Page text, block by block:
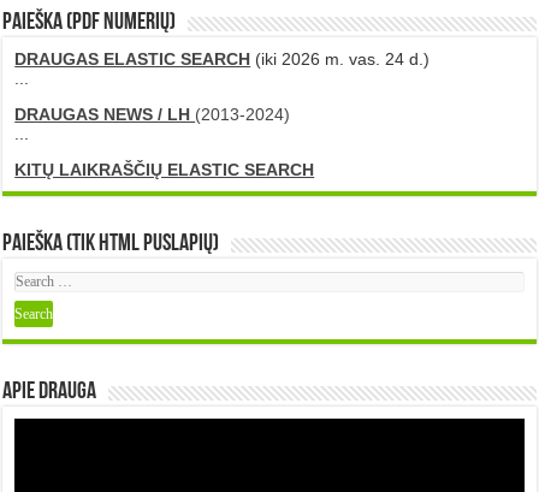
PAIEŠKA (PDF numerių)
DRAUGAS ELASTIC SEARCH (iki 2026 m. vas. 24 d.)
DRAUGAS NEWS / LH (2013-2024)
KITŲ LAIKRAŠČIŲ ELASTIC SEARCH
Paieška (tik HTML puslapių)
Apie DRAUGA